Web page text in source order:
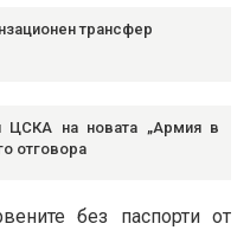
трансфер
ЦСКА на новата „Армия в
отговора
без паспорти от